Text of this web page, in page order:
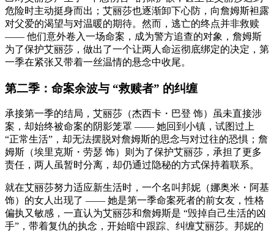
危险时主动挺身而出；艾丽莎也逐渐卸下心防，向詹姆斯袒露
对父爱的渴望与对温暖的期待。然而，逃亡的终点并非救赎
—— 他们意外卷入一场命案，成为警方追查的对象，詹姆斯
为了保护艾丽莎，做出了一个让两人命运彻底绑定的决定，第
一季在紧张又带着一丝温情的悬念中收尾。
第二季：命案余波与 “救赎者” 的纠缠
承接第一季的结局，艾丽莎（杰西卡・巴登 饰）虽未直接涉
案，却始终被命案的阴影笼罩 —— 她回到小镇，试图过上
“正常生活”，却无法摆脱对詹姆斯的思念与对过往的恐惧；詹
姆斯（埃里克斯・劳瑟 饰）则为了保护艾丽莎，承担了更多
责任，两人虽暂时分离，却仍通过隐秘的方式保持着联系。
就在艾丽莎努力适应新生活时，一个名叫邦妮（娜奥米・阿基
饰）的女人出现了 —— 她是第一季命案死者的前女友，性格
偏执又敏感，一直认为艾丽莎和詹姆斯是 “毁掉自己生活的凶
手”，带着复仇的执念，开始暗中跟踪、纠缠艾丽莎。邦妮的